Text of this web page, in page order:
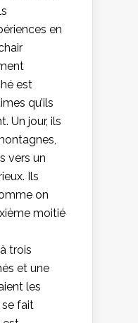
en
est
qu’ils
Un jour, ils
vers un
Ils
on
moitié
trois
et une
les
se fait